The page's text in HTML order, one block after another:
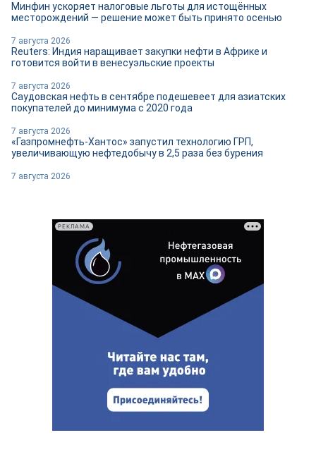
Минфин ускоряет налоговые льготы для истощённых
месторождений — решение может быть принято осенью
7 августа 2026
Reuters: Индия наращивает закупки нефти в Африке и
готовится войти в венесуэльские проекты
7 августа 2026
Саудовская нефть в сентябре подешевеет для азиатских
покупателей до минимума с 2020 года
7 августа 2026
«Газпромнефть-Хантос» запустил технологию ГРП,
увеличивающую нефтедобычу в 2,5 раза без бурения
7 августа 2026
РЕКЛАМА